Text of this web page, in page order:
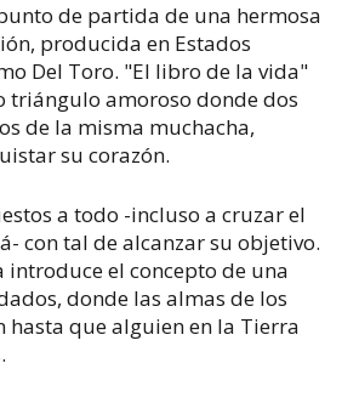
de partida de una hermosa
producida en Estados
Del Toro. "El libro de la vida"
triángulo amoroso donde dos
de la misma muchacha,
su corazón.
a todo -incluso a cruzar el
con tal de alcanzar su objetivo.
introduce el concepto de una
donde las almas de los
hasta que alguien en la Tierra